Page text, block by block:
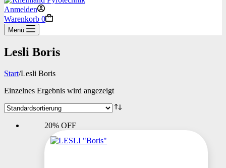
Anmelden
Warenkorb 0
Menü
Lesli Boris
Start/Lesli Boris
Einzelnes Ergebnis wird angezeigt
20% OFF